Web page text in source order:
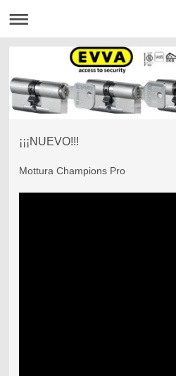
¡¡¡NUEVO!!!
Mottura Champions Pro